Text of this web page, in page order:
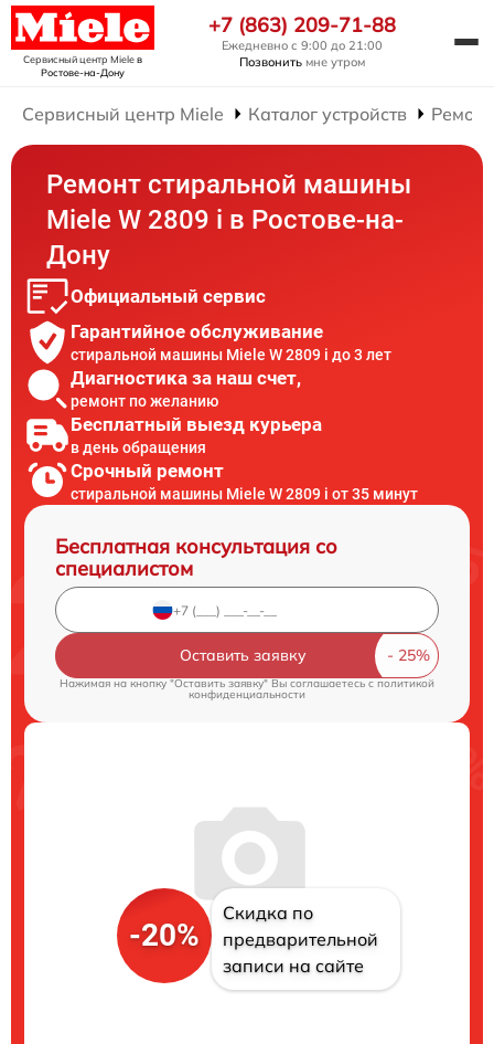
Сервисный центр Mieleв
Ростове-на-Дону
+7 (863) 209-71-88
Ежедневно с 9:00 до 21:00
Позвонить мне утром
Сервисный центр Miele Каталог устройств
Ремонт стиральной машины
Miele W 2809 i в Ростове-на-
Дону
Официальный сервис
Гарантийное обслуживание
стиральной машины Miele W 2809 i до 3 лет
Диагностика за наш счет,
ремонт по желанию
Бесплатный выезд курьера
в день обращения
Срочный ремонт
стиральной машины Miele W 2809 i от 35 минут
Бесплатная консультация со
специалистом
Оставить заявку
Нажимая на кнопку "Оставить заявку" Вы соглашаетесь cполитикой
конфиденциальности
-20%
Скидка по
предварительной
записи на сайте